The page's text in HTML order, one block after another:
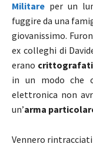
Militare per un
fuggire da una
giovanissimo.
ex colleghi di
erano crittografati
in un modo che
elettronica non
un’arma
Vennero